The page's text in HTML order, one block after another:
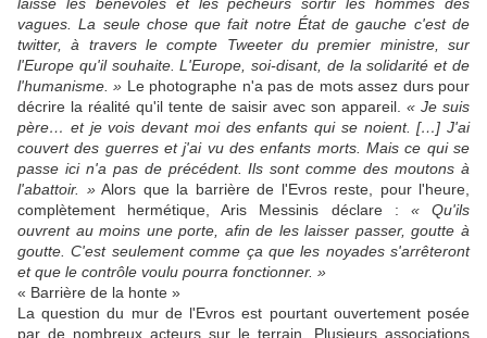
vagues. La seule chose que fait notre État de gauche c'est de
twitter, à travers le compte Tweeter du premier ministre, sur
l'Europe qu'il souhaite. L'Europe, soi-disant, de la solidarité et de
l'humanisme. » Le photographe n'a pas de mots assez durs pour
décrire la réalité qu'il tente de saisir avec son appareil. « Je suis
père… et je vois devant moi des enfants qui se noient. […] J'ai
couvert des guerres et j'ai vu des enfants morts. Mais ce qui se
passe ici n'a pas de précédent. Ils sont comme des moutons à
l'abattoir. »Alors que la barrière de l'Evros reste, pour l'heure,
complètement hermétique, Aris Messinis déclare : « Qu'ils
ouvrent au moins une porte, afin de les laisser passer, goutte à
goutte. C'est seulement comme ça que les noyades s'arrêteront
et que le contrôle voulu pourra fonctionner. »
« Barrière de la honte »
La question du mur de l'Evros est pourtant ouvertement posée
par de nombreux acteurs sur le terrain. Plusieurs associations